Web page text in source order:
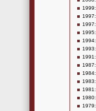
1999:
1997:
1997:
1995:
1994:
1993:
1991:
1987:
1984:
1983:
1981:
1980:
1979: